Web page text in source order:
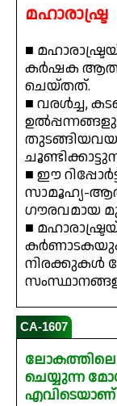
മഹാരാഷ്ട്ര
■
കർഷക
ചെയ്തത്.
■ വരൾച്ച,
■ ഈ
സാമൂഹ്യ-
ഗൗരവമായ
■
നിരക്കുകൾ
CA-1607
ലോകത്തിലെ
ചെയ്യുന്ന
എവിടെയാണ്